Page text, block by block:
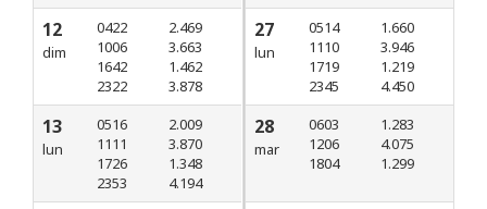
12
dim
0422
1006
1642
2322
2.469
3.663
1.462
3.878
13
lun
0516
1111
1726
2353
2.009
3.870
1.348
4.194
27
lun
0514
1110
1719
2345
1.660
3.946
1.219
4.450
28
mar
0603
1206
1804
1.283
4.075
1.299